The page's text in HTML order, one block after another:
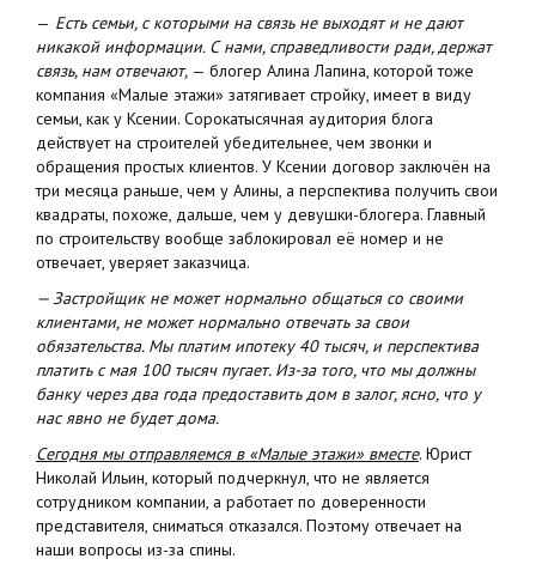
— Есть семьи, с которыми на связь не выходят и не дают
никакой информации. С нами, справедливости ради, держат
связь, нам отвечают, — блогер Алина Лапина, которой тоже
компания «Малые этажи» затягивает стройку, имеет в виду
семьи, как у Ксении. Сорокатысячная аудитория блога
действует на строителей убедительнее, чем звонки и
обращения простых клиентов. У Ксении договор заключён на
три месяца раньше, чем у Алины, а перспектива получить свои
квадраты, похоже, дальше, чем у девушки-блогера. Главный
по строительству вообще заблокировал её номер и не
отвечает, уверяет заказчица.
— Застройщик не может нормально общаться со своими
клиентами, не может нормально отвечать за свои
обязательства. Мы платим ипотеку 40 тысяч, и перспектива
платить с мая 100 тысяч пугает. Из-за того, что мы должны
банку через два года предоставить дом в залог, ясно, что у
нас явно не будет дома.
Сегодня мы отправляемся в «Малые этажи» вместе. Юрист
Николай Ильин, который подчеркнул, что не является
сотрудником компании, а работает по доверенности
представителя, сниматься отказался. Поэтому отвечает на
наши вопросы из-за спины.